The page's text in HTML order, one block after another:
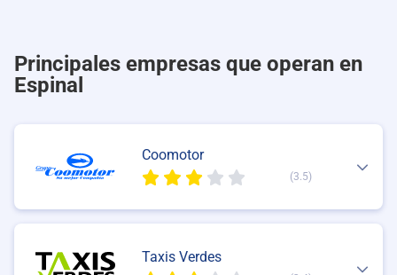
Principales empresas que operan en
Espinal
Coomotor
(3.5)
Taxis Verdes